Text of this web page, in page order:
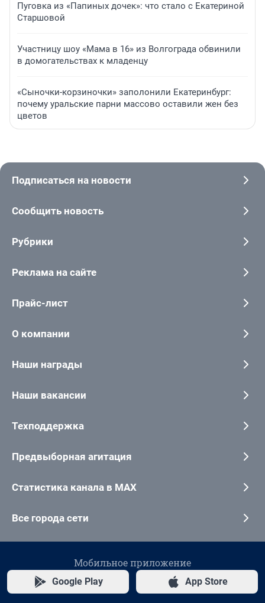
Пуговка из «Папиных дочек»: что стало с Екатериной
Старшовой
Участницу шоу «Мама в 16» из Волгограда обвинили
в домогательствах к младенцу
«Сыночки-корзиночки» заполонили Екатеринбург:
почему уральские парни массово оставили жен без
цветов
Подписаться на новости
Сообщить новость
Рубрики
Реклама на сайте
Прайс-лист
О компании
Наши награды
Наши вакансии
Техподдержка
Предвыборная агитация
Статистика канала в MAX
Все города сети
Мобильное приложение
Google Play App Store